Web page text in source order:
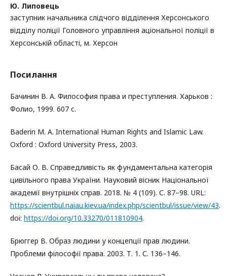
Ю. Липовець
заступник начальника слідчого відділення Херсонського
відділу поліції Головного управління аціональної поліції в
Херсонській області, м. Херсон
Посилання
Бачинин В. А. Философия права и преступления. Харьков :
Фолио, 1999. 607 с.
Baderin M. A. International Human Rights and Islamic Law.
Oxford : Oxford University Press, 2003.
Басай О. В. Справедливість як фундаментальна категорія
цивільного права України. Науковий вісник Національної
академії внутрішніх справ. 2018. № 4 (109). С. 87–98. URL:
https://scientbul.naiau.kiev.ua/index.php/scientbul/issue/view/43.
doi: https://doi.org/10.33270/011810904.
Брюггер В. Образ людини у концепції прав людини.
Проблеми філософії права. 2003. Т. 1. С. 136–146.